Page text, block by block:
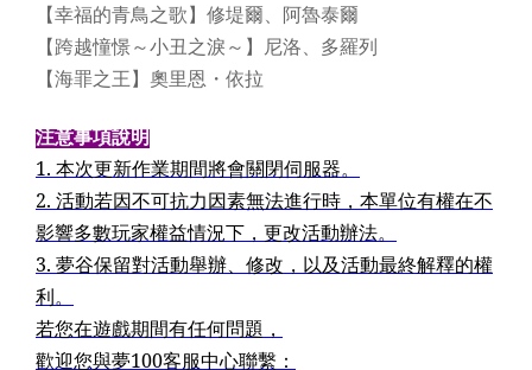
【幸福的青鳥之歌】修堤爾、阿魯泰爾
【跨越憧憬～小丑之淚～】尼洛、多羅列
【海罪之王】奧里恩・依拉
注意事項說明
1. 本次更新作業期間將會關閉伺服器。
2. 活動若因不可抗力因素無法進行時，本單位有權在不
影響多數玩家權益情況下，更改活動辦法。
3. 夢谷保留對活動舉辦、修改，以及活動最終解釋的權
利。
若您在遊戲期間有任何問題，
歡迎您與夢100客服中心聯繫：